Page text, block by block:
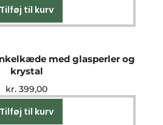
Tilføj til kurv
med glasperler og
krystal
kr. 399,00
Tilføj til kurv